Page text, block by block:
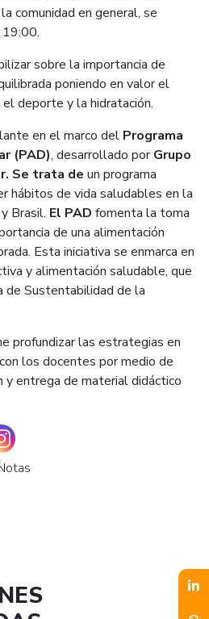
comunidad en general, se
sobre la importancia de
poniendo en valor el
deporte y la hidratación.
en el marco del Programa
(PAD), desarrollado porGrupo
Se trata de un programa
hábitos de vida saludables en la
Brasil. El PAD fomenta la toma
de una alimentación
Esta iniciativa se enmarca en
y alimentación saludable, que
de Sustentabilidad de la
profundizar las estrategias en
los docentes por medio de
y entrega de material didáctico